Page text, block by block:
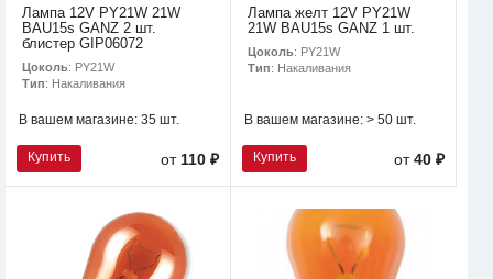
Лампа 12V PY21W 21W
BAU15s GANZ 2 шт.
блистер GIP06072
Цоколь: PY21W
Тип: Накаливания
В вашем магазине: 35 шт.
Купить от 110 ₽
Лампа желт 12V PY21W
21W BAU15s GANZ 1 шт.
Цоколь: PY21W
Тип: Накаливания
В вашем магазине: > 50 шт.
Купить от40 ₽